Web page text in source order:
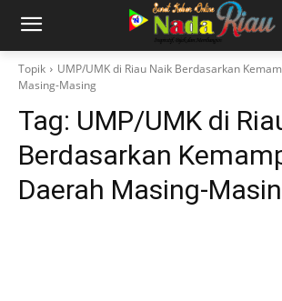
Topik
UMP/UMK di Riau Naik Berdasarkan
Masing-Masing
Tag: UMP/UMK di
Berdasarkan
Daerah Masing-